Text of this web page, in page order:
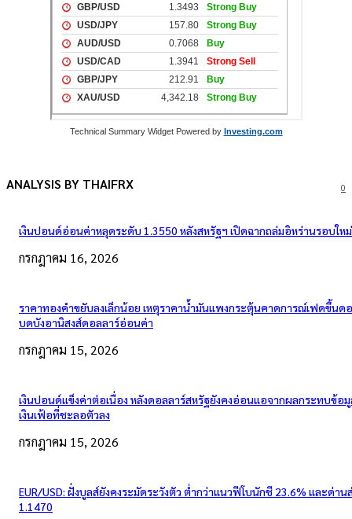
Technical Summary Widget Powered by Investing.com
0
ANALYSIS BY THAIFRX
เงินปอนด์อ่อนค่าหลุดระดับ 1.3550 หลังสหรัฐฯ เปิดฉากถล่มอิหร่านรอบใหม่
กรกฎาคม 16, 2026
ราคาทองคำขยับลงเล็กน้อย เหตุราคาน้ำมันแพงกระตุ้นคาดการณ์เฟดขึ้นด
บดบังอานิสงส์ดอลลาร์อ่อนค่า
กรกฎาคม 15, 2026
เงินปอนด์แข็งค่าต่อเนื่อง หลังดอลลาร์สหรัฐยังคงอ่อนแอจากผลกระทบข้อ
เงินเฟ้อที่ชะลอตัวลง
กรกฎาคม 15, 2026
EUR/USD: ฝั่งบูลส์ยังคงระมัดระวังตัว ต่ำกว่าแนวฟีโบนักชี 23.6% และด่า
1.1470